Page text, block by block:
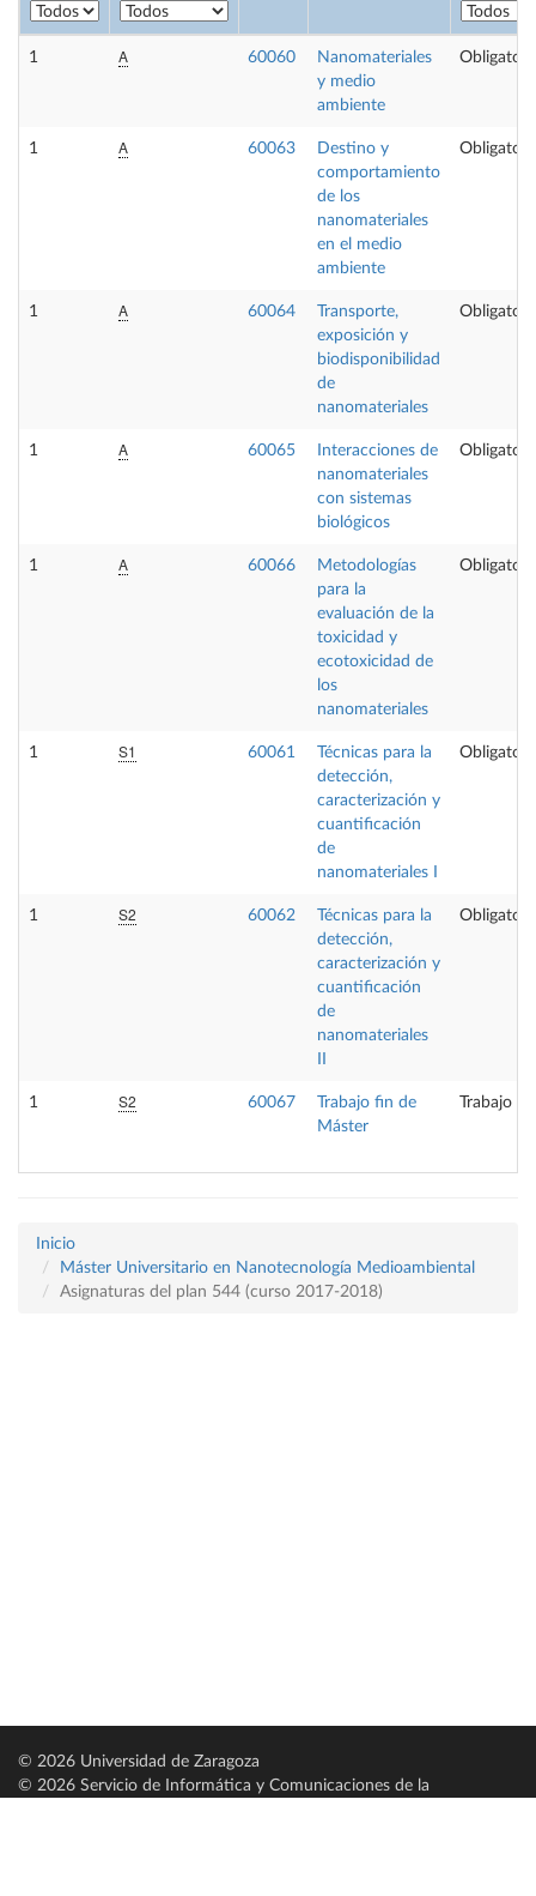
1 A 60060
Nanomateriales
y medio
ambiente
1 A 60063
Destino y
comportamiento
de los
nanomateriales
en el medio
ambiente
1 A 60064
Transporte,
exposición y
biodisponibilidad
de
nanomateriales
1 A 60065
Interacciones de
nanomateriales
con sistemas
biológicos
1 A 60066
Metodologías
para la
evaluación de la
toxicidad y
ecotoxicidad de
los
nanomateriales
1 S1 60061
Técnicas para la
detección,
caracterización y
cuantificación
de
nanomateriales I
1 S2 60062
Técnicas para la
detección,
caracterización y
cuantificación
de
nanomateriales
1 S2 60067
Trabajo fin de
Máster
Trabajo
Inicio
Máster Universitario en Nanotecnología Medioambiental
Asignaturas del plan 544 (curso 2017-2018)
© 2026 Universidad de Zaragoza
© 2026 Servicio de Informática y Comunicaciones de la